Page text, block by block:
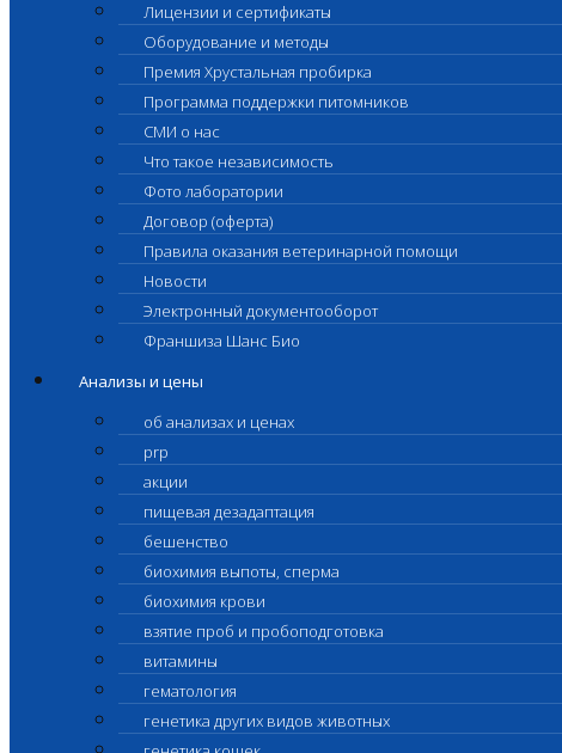
Лицензии и сертификаты
Оборудование и методы
Премия Хрустальная пробирка
Программа поддержки питомников
СМИ о нас
Что такое независимость
Фото лаборатории
Договор (оферта)
Правила оказания ветеринарной помощи
Новости
Электронный документооборот
Франшиза Шанс Био
Анализы и цены
об анализах и ценах
prp
акции
пищевая дезадаптация
бешенство
биохимия выпоты, сперма
биохимия крови
взятие проб и пробоподготовка
витамины
гематология
генетика других видов животных